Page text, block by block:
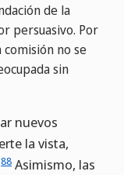
de la
persuasivo. Por
no se
sin
nuevos
la vista,
88 Asimismo, las